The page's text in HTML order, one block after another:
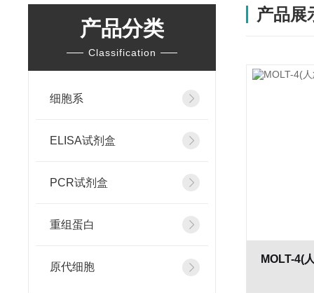
产品分类
Classification
细胞系
ELISA试剂盒
PCR试剂盒
重组蛋白
原代细胞
产品展